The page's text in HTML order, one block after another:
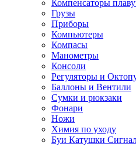
Компенсаторы
Грузы
Приборы
Компьютеры
Компасы
Манометры
Консоли
Регуляторы и
Баллоны и Вентили
Сумки и рюкзаки
Фонари
Ножи
Химия по уходу
Буи Катушки